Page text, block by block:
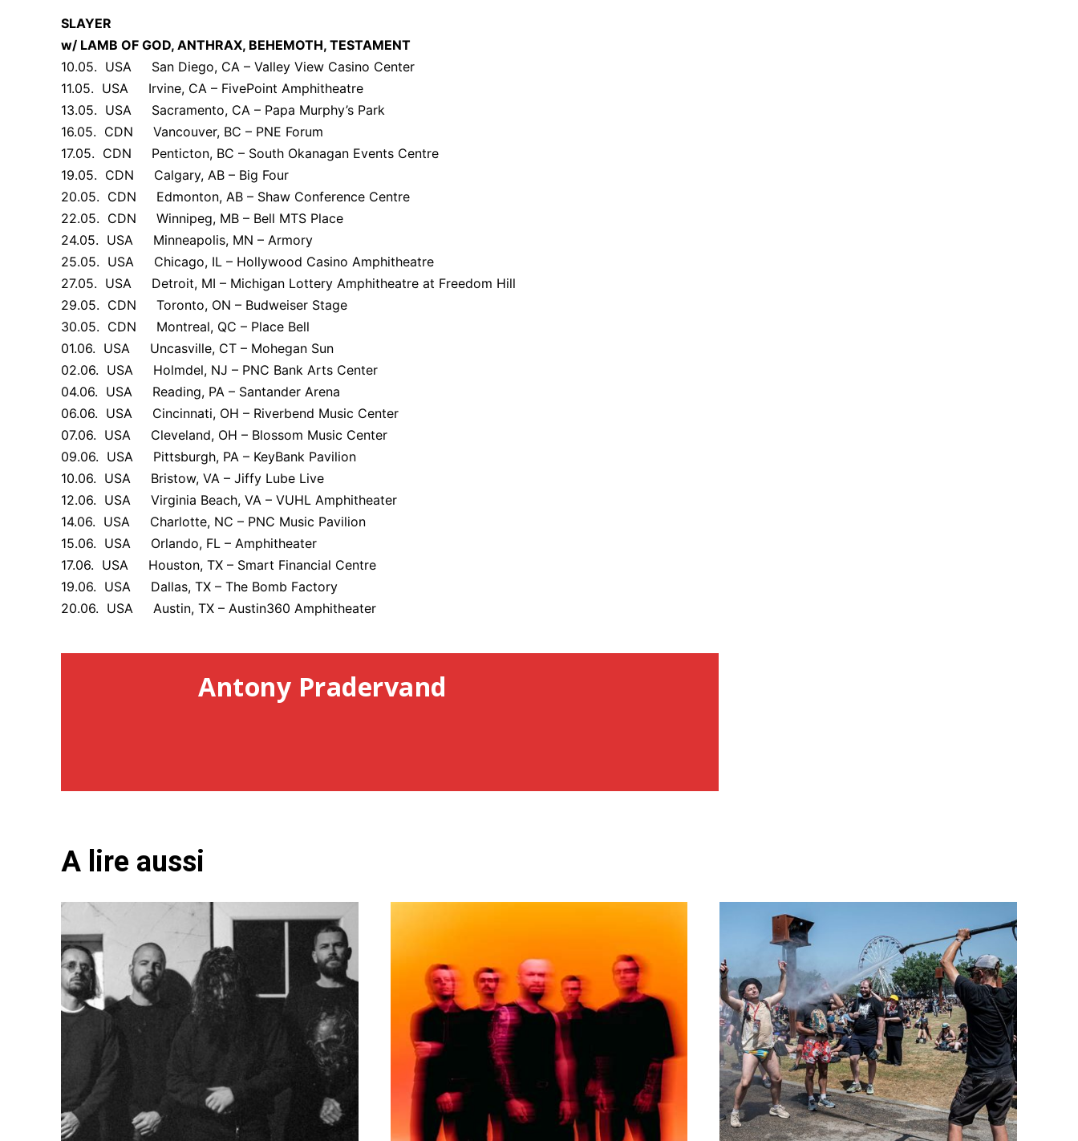
SLAYER
w/ LAMB OF GOD, ANTHRAX, BEHEMOTH, TESTAMENT
10.05. USA San Diego, CA – Valley View Casino Center
11.05. USA Irvine, CA – FivePoint Amphitheatre
13.05. USA Sacramento, CA – Papa Murphy’s Park
16.05. CDN Vancouver, BC – PNE Forum
17.05. CDN Penticton, BC – South Okanagan Events Centre
19.05. CDN Calgary, AB – Big Four
20.05. CDN Edmonton, AB – Shaw Conference Centre
22.05. CDN Winnipeg, MB – Bell MTS Place
24.05. USA Minneapolis, MN – Armory
25.05. USA Chicago, IL – Hollywood Casino Amphitheatre
27.05. USA Detroit, MI – Michigan Lottery Amphitheatre at Freedom Hill
29.05. CDN Toronto, ON – Budweiser Stage
30.05. CDN Montreal, QC – Place Bell
01.06. USA Uncasville, CT – Mohegan Sun
02.06. USA Holmdel, NJ – PNC Bank Arts Center
04.06. USA Reading, PA – Santander Arena
06.06. USA Cincinnati, OH – Riverbend Music Center
07.06. USA Cleveland, OH – Blossom Music Center
09.06. USA Pittsburgh, PA – KeyBank Pavilion
10.06. USA Bristow, VA – Jiffy Lube Live
12.06. USA Virginia Beach, VA – VUHL Amphitheater
14.06. USA Charlotte, NC – PNC Music Pavilion
15.06. USA Orlando, FL – Amphitheater
17.06. USA Houston, TX – Smart Financial Centre
19.06. USA Dallas, TX – The Bomb Factory
20.06. USA Austin, TX – Austin360 Amphitheater
Antony Pradervand
A lire aussi